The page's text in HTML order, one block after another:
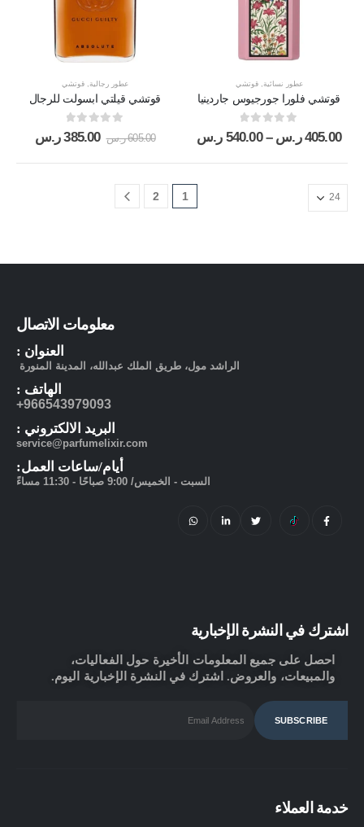
عطور نسائية ,قوتشي
قوتشي فلورا جورجيوس جاردينيا
405.00 ر.س –
540.00 ر.س
عطور رجالية قوتشي
قوتشي قيلتي ابسولت للرجال
605.00 ر.س 385.00 ر.س
1
2
معلومات الاتصال
العنوان :
الراشد مول، طريق الملك عبدالله، المدينة المنورة
الهاتف :
966543979093+
البريد الالكتروني :
service@parfumelixir.com
أيام/ساعات العمل:
السبت - الخميس/ 9:00 صباحًا - 11:30 مساءً
اشترك في النشرة الإخبارية
احصل على جميع المعلومات الأخيرة حول الفعاليات،
والمبيعات، والعروض. اشترك في النشرة الإخبارية اليوم.
خدمة العملاء